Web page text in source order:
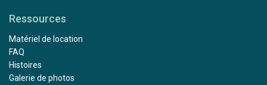
Ressources
Matériel de location
FAQ
Histoires
Galerie de photos